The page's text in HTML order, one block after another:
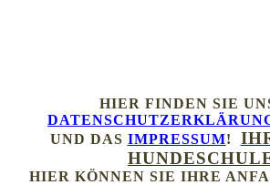
HIER FINDEN SIE
UND DAS IMPRESSUM!
HIER KÖNNEN SIE IHRE